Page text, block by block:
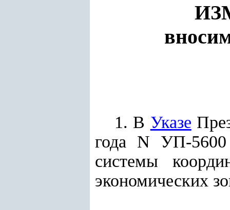
1. В Указе
года N УП-5600
системы
экономических